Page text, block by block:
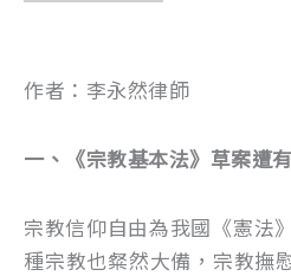
作者：李永然律師
一、《宗教基本法》草案遭
宗教信仰自由為我國《憲法
種宗教也粲然大備，宗教撫